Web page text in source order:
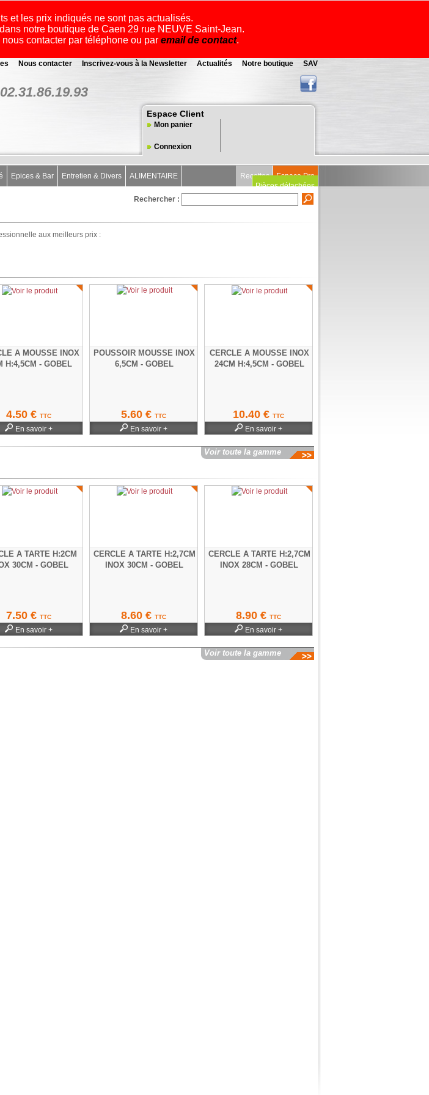
et les prix indiqués ne sont pas actualisés.
notre boutique de Caen 29 rue NEUVE Saint-Jean.
contacter par téléphone ou par email de contact.
Nous contacter Inscrivez-vous à la Newsletter Actualités Notre boutique SAV
Espace Client
Mon panier
Connexion
Epices & Bar Entretien & Divers ALIMENTAIRE Espace Pro
Recettes
Pièces détachées
Rechercher :
aux meilleurs prix :
A MOUSSE INOX
H:4,5CM - GOBEL
4.50 € TTC
En savoir +
POUSSOIR MOUSSE INOX
6,5CM - GOBEL
5.60 € TTC
En savoir +
CERCLE A MOUSSE INOX
24CM H:4,5CM - GOBEL
10.40 € TTC
En savoir +
Voir toute la gamme
A TARTE H:2CM
30CM - GOBEL
7.50 € TTC
En savoir +
CERCLE A TARTE H:2,7CM
INOX 30CM - GOBEL
8.60 € TTC
En savoir +
CERCLE A TARTE H:2,7CM
INOX 28CM - GOBEL
8.90 € TTC
En savoir +
Voir toute la gamme